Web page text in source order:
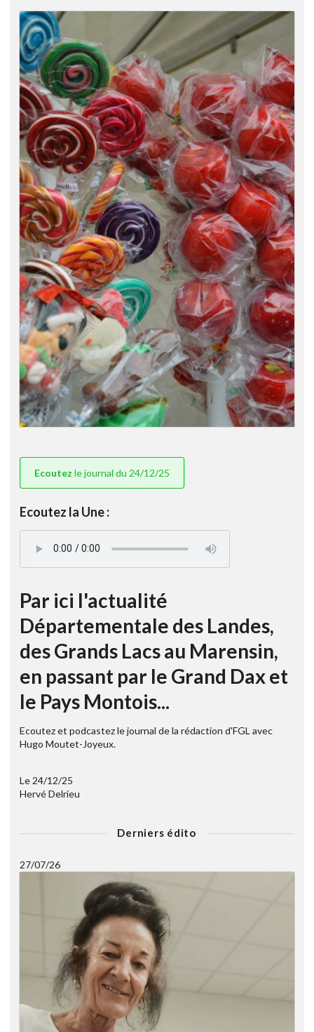
Ecoutez le journal du 24/12/25
Ecoutez la Une :
Par ici l'actualité
Départementale des Landes,
des Grands Lacs au Marensin,
en passant par le Grand Dax et
le Pays Montois...
Ecoutez et podcastez le journal de la rédaction d'FGL avec
Hugo Moutet-Joyeux.
Le 24/12/25
Hervé Delrieu
Derniers édito
27/07/26